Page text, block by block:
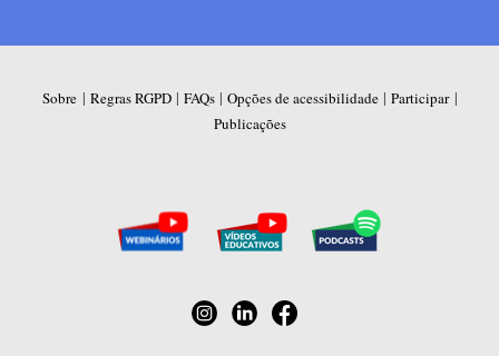
Sobre | Regras RGPD| FAQs| Opções de acessibilidade| Participar|
Publicações